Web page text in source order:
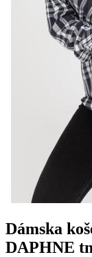
Dámska
DAPHNE